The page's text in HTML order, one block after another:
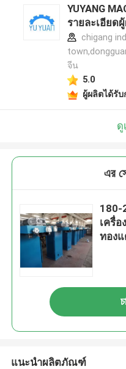
YUYANG
รายละเอียด
chigang
จีน
5.0
ผู้ผลิตได้รั
ดู
এর
180-
เครื่
ทองแ
แนะนำผลิตภัณฑ์